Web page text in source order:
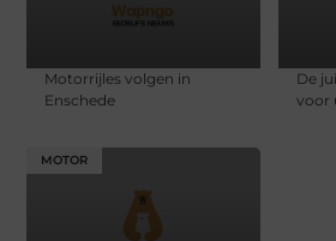
Motorrijles volgen in
Enschede
De
voor
MOTOR